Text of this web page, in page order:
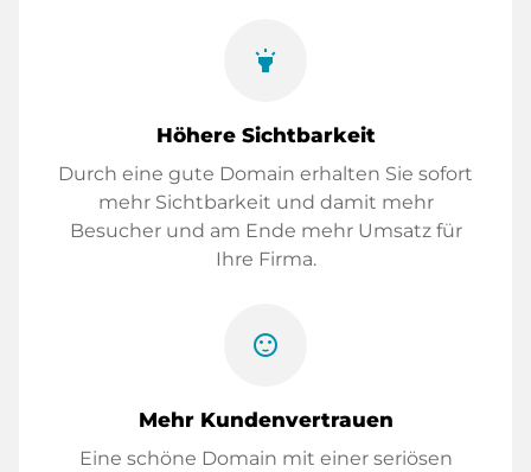
highlight
Höhere Sichtbarkeit
Durch eine gute Domain erhalten Sie sofort
mehr Sichtbarkeit und damit mehr
Besucher und am Ende mehr Umsatz für
Ihre Firma.
sentiment_satisfied
Mehr Kundenvertrauen
Eine schöne Domain mit einer seriösen